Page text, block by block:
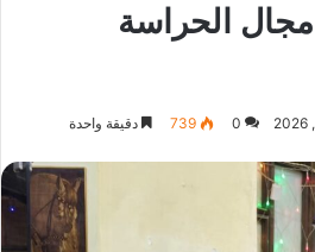
الحراسة
0
739 دقيقة واحدة